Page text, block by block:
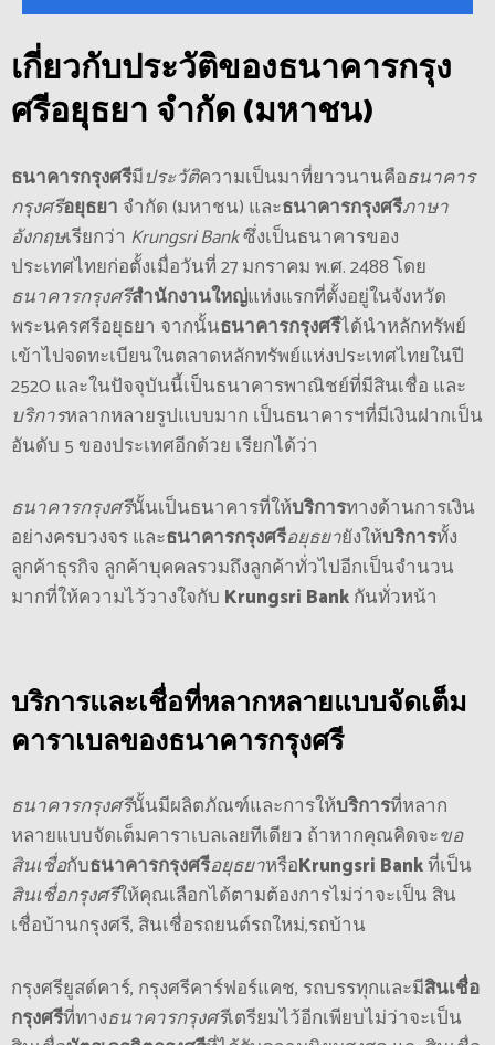
เกี่ยวกับประวัติของธนาคารกรุง
ศรีอยุธยา จำกัด (มหาชน)
ธนาคารกรุงศรีมีประวัติความเป็นมาที่ยาวนานคือธนาคาร
กรุงศรีอยุธยา จำกัด (มหาชน) และธนาคารกรุงศรีภาษา
อังกฤษเรียกว่า Krungsri Bankซึ่งเป็นธนาคารของ
ประเทศไทยก่อตั้งเมื่อวันที่ 27 มกราคม พ.ศ. 2488 โดย
ธนาคารกรุงศรีสํานักงานใหญ่แห่งแรกที่ตั้งอยู่ในจังหวัด
พระนครศรีอยุธยา จากนั้นธนาคารกรุงศรีได้นำหลักทรัพย์
เข้าไปจดทะเบียนในตลาดหลักทรัพย์แห่งประเทศไทยในปี
2520 และในปัจจุบันนี้เป็นธนาคารพาณิชย์ที่มีสินเชื่อ และ
บริการหลากหลายรูปแบบมาก เป็นธนาคารฯที่มีเงินฝากเป็น
อันดับ 5 ของประเทศอีกด้วย เรียกได้ว่า
ธนาคารกรุงศรีนั้นเป็นธนาคารที่ให้บริการทางด้านการเงิน
อย่างครบวงจร และธนาคารกรุงศรีอยุธยายังให้บริการทั้ง
ลูกค้าธุรกิจ ลูกค้าบุคคลรวมถึงลูกค้าทั่วไปอีกเป็นจำนวน
มากที่ให้ความไว้วางใจกับ Krungsri Bankกันทั่วหน้า
บริการและเชื่อที่หลากหลายแบบจัดเต็ม
คาราเบลของธนาคารกรุงศรี
ธนาคารกรุงศรีนั้นมีผลิตภัณฑ์และการให้บริการที่หลาก
หลายแบบจัดเต็มคาราเบลเลยทีเดียว ถ้าหากคุณคิดจะขอ
สินเชื่อกับธนาคารกรุงศรีอยุธยาหรือKrungsri Bankที่เป็น
สินเชื่อกรุงศรีให้คุณเลือกได้ตามต้องการไม่ว่าจะเป็น สิน
เชื่อบ้านกรุงศรี, สินเชื่อรถยนต์รถใหม่,รถบ้าน
กรุงศรียูสด์คาร์, กรุงศรีคาร์ฟอร์แคช, รถบรรทุกและมีสินเชื่อ
กรุงศรีที่ทางธนาคารกรุงศรีเตรียมไว้อีกเพียบไม่ว่าจะเป็น